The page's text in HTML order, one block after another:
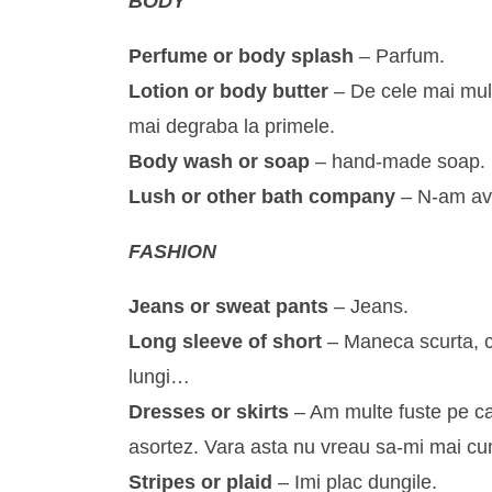
Perfume or body splash – Parfum.
Lotion or body butter – De cele mai
mai degraba la primele.
Body wash or soap – hand-made soap.
Lush or other bath company – N-am
FASHION
Jeans or sweat pants – Jeans.
Long sleeve of short – Maneca scurta,
lungi…
Dresses or skirts – Am multe fuste pe
asortez. Vara asta nu vreau sa-mi mai
Stripes or plaid – Imi plac dungile.